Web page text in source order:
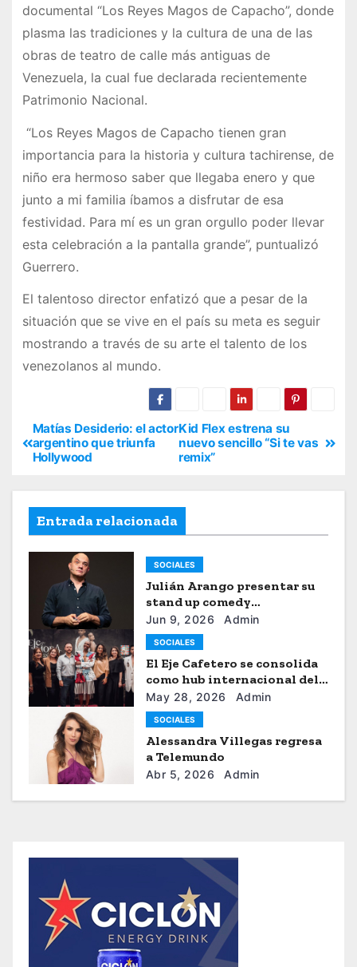
documental “Los Reyes Magos de Capacho”, donde
plasma las tradiciones y la cultura de una de las
obras de teatro de calle más antiguas de
Venezuela, la cual fue declarada recientemente
Patrimonio Nacional.
“Los Reyes Magos de Capacho tienen gran
importancia para la historia y cultura tachirense, de
niño era hermoso saber que llegaba enero y que
junto a mi familia íbamos a disfrutar de esa
festividad. Para mí es un gran orgullo poder llevar
esta celebración a la pantalla grande”, puntualizó
Guerrero.
El talentoso director enfatizó que a pesar de la
situación que se vive en el país su meta es seguir
mostrando a través de su arte el talento de los
venezolanos al mundo.
Kid Flex estrena su
nuevo sencillo “Si te vas
remix”
Matías Desiderio: el actor
argentino que triunfa
Hollywood
Entrada relacionada
SOCIALES
Julián Arango presentar su
stand up comedy
“Julianchou”
Jun 9, 2026 Admin
SOCIALES
El Eje Cafetero se consolida
como hub internacional del
sistema moda
May 28, 2026 Admin
SOCIALES
Alessandra Villegas regresa
a Telemundo
Abr 5, 2026 Admin